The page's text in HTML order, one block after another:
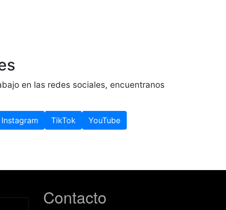
en las redes sociales, encuentranos
Instagram TikTok YouTube
Contacto